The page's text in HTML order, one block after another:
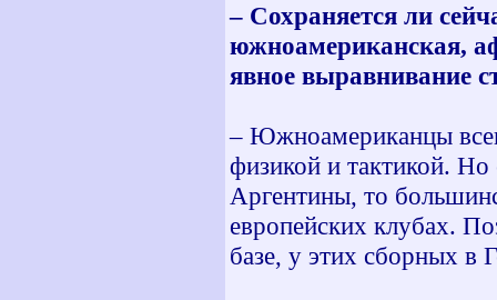
– Сохраняется ли
южноамериканская,
явное выравнивание
– Южноамериканцы
физикой и тактикой.
Аргентины, то
европейских клубах.
базе, у этих сборных в